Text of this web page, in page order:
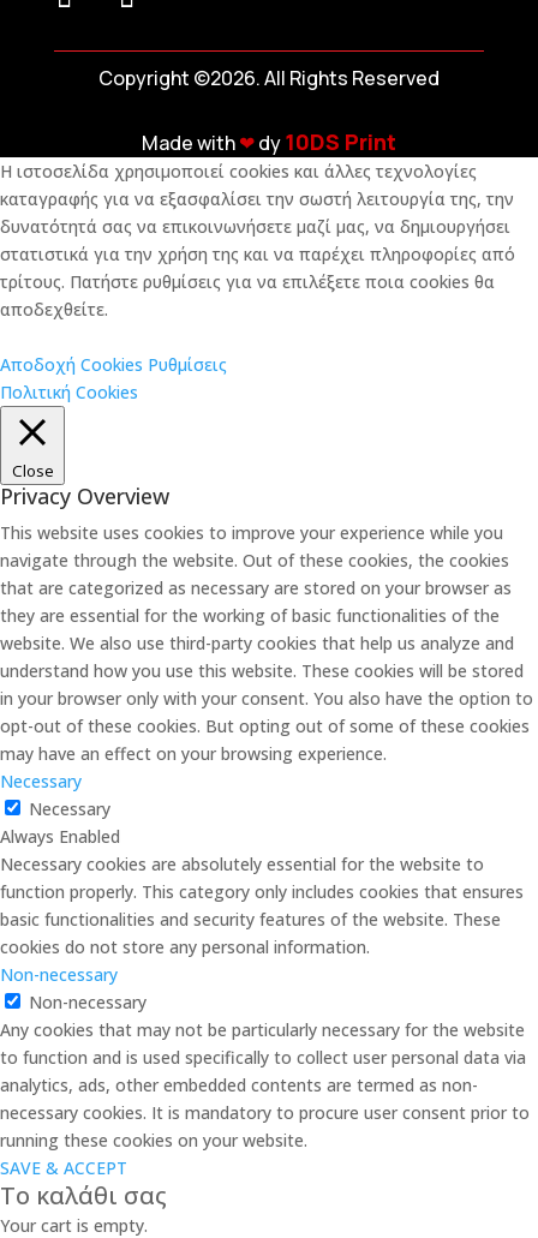
Copyright ©2026. All Rights Reserved
Made with❤︎dy10DS Print
Η ιστοσελίδα χρησιμοποιεί cookies και άλλες τεχνολογίες
καταγραφής για να εξασφαλίσει την σωστή λειτουργία της, την
δυνατότητά σας να επικοινωνήσετε μαζί μας, να δημιουργήσει
στατιστικά για την χρήση της και να παρέχει πληροφορίες από
τρίτους. Πατήστε ρυθμίσεις για να επιλέξετε ποια cookies θα
αποδεχθείτε.
Αποδοχή Cookies Ρυθμίσεις
Πολιτική Cookies
Close
Privacy Overview
This website uses cookies to improve your experience while you
navigate through the website. Out of these cookies, the cookies
that are categorized as necessary are stored on your browser as
they are essential for the working of basic functionalities of the
website. We also use third-party cookies that help us analyze and
understand how you use this website. These cookies will be stored
in your browser only with your consent. You also have the option to
opt-out of these cookies. But opting out of some of these cookies
may have an effect on your browsing experience.
Necessary
Necessary
Always Enabled
Necessary cookies are absolutely essential for the website to
function properly. This category only includes cookies that ensures
basic functionalities and security features of the website. These
cookies do not store any personal information.
Non-necessary
Non-necessary
Any cookies that may not be particularly necessary for the website
to function and is used specifically to collect user personal data via
analytics, ads, other embedded contents are termed as non-
necessary cookies. It is mandatory to procure user consent prior to
running these cookies on your website.
SAVE & ACCEPT
Το καλάθι σας
Your cart is empty.